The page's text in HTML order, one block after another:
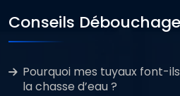
Conseils Débouchage
Pourquoi mes tuyaux font-
la chasse d’eau ?